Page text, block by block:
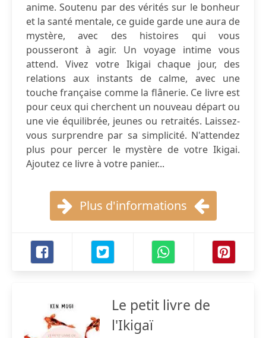
anime. Soutenu par des vérités sur le bonheur
et la santé mentale, ce guide garde une aura de
mystère, avec des histoires qui vous
pousseront à agir. Un voyage intime vous
attend. Vivez votre Ikigai chaque jour, des
relations aux instants de calme, avec une
touche française comme la flânerie. Ce livre est
pour ceux qui cherchent un nouveau départ ou
une vie équilibrée, jeunes ou retraités. Laissez-
vous surprendre par sa simplicité. N'attendez
plus pour percer le mystère de votre Ikigai.
Ajoutez ce livre à votre panier...
Plus d'informations
Le petit livre de
l'Ikigaï